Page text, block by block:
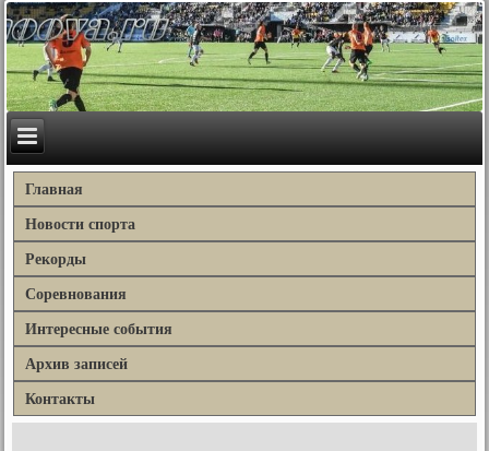
Главная
Новости спорта
Рекорды
Соревнования
Интересные события
Архив записей
Контакты